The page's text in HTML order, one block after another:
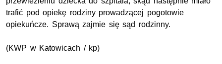
trafić pod opiekę rodziny prowadzącej pogotowie
opiekuńcze. Sprawą zajmie się sąd rodzinny.
(KWP w Katowicach / kp)